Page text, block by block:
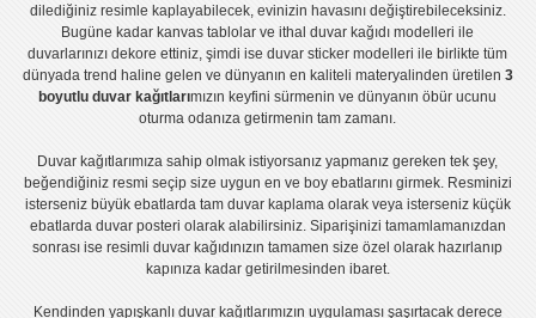
dilediğiniz resimle kaplayabilecek, evinizin havasını değiştirebileceksiniz.
Bugüne kadar kanvas tablo lar veithal duvar kağıdı modelleri ile
duvarlarınızı dekore ettiniz, şimdi iseduvar sticker modelleri ile birlikte tüm
dünyada trend haline gelen ve dünyanın en kaliteli materyalinden üretilen 3
boyutlu duvar kağıtlarımızın keyfini sürmenin ve dünyanın öbür ucunu
oturma odanıza getirmenin tam zamanı.
Duvar kağıtlarımıza sahip olmak istiyorsanız yapmanız gereken tek şey,
beğendiğiniz resmi seçip size uygun en ve boy ebatlarını girmek. Resminizi
isterseniz büyük ebatlarda tam duvar kaplamaolarak veya isterseniz küçük
ebatlarda duvar posteri olarak alabilirsiniz. Siparişinizi tamamlamanızdan
sonrası iseresimli duvar kağıdınızın tamamen size özel olarak hazırlanıp
kapınıza kadar getirilmesinden ibaret.
Kendinden yapışkanlı duvar kağıtlarımızın uygulamasışaşırtacak derece